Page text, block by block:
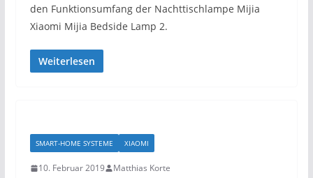
den Funktionsumfang der Nachttischlampe Mijia
Xiaomi Mijia Bedside Lamp 2.
Weiterlesen
SMART-HOME SYSTEME XIAOMI
10. Februar 2019 Matthias Korte